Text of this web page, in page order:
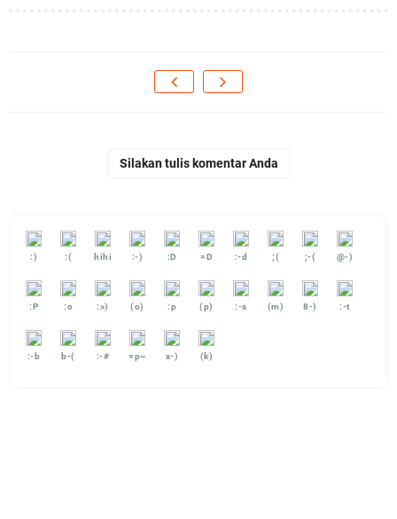
Silakan tulis komentar Anda
:) :( hihi :-) :D =D :-d ;( ;-( @-)
:P :o :>) (o) :p (p) :-s (m) 8-) :-t
:-b b-( :-# =p~ x-) (k)